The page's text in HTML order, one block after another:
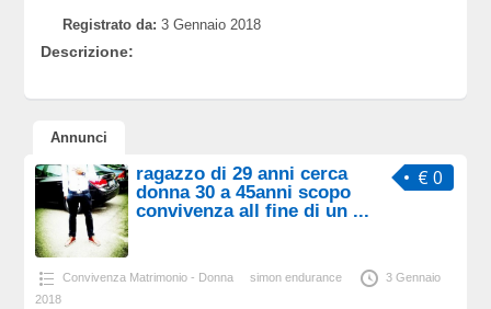
Registrato da: 3 Gennaio 2018
Descrizione:
Annunci
€ 0
ragazzo di 29 anni cerca
donna 30 a 45anni scopo
convivenza all fine di un ...
Convivenza Matrimonio - Donna simon endurance
3 Gennaio
2018